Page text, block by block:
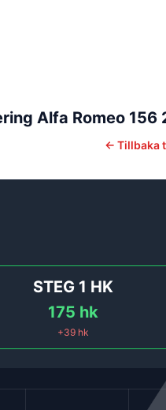
Alfa Romeo 156
← Tillbaka
STEG 1 HK
175 hk
+39 hk